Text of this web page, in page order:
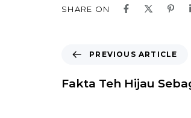
SHARE ON
PREVIOUS ARTICLE
Fakta Teh Hijau